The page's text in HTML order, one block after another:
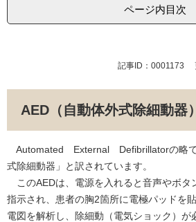
ページ内目次
記事ID：0001173
AED（自動体外式除細動器
Automated External Defibrillatorの略で
式除細動器」と訳されています。
このAEDは、電源を入れると音声やボタ
指示され、患者の胸2箇所に電極パッドを
電図を解析し、除細動（電気ショック）が